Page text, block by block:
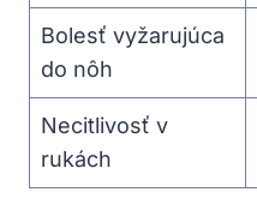
Bolesť vyžarujúca⁢
do nôh
Necitlivosť ‌v
rukách